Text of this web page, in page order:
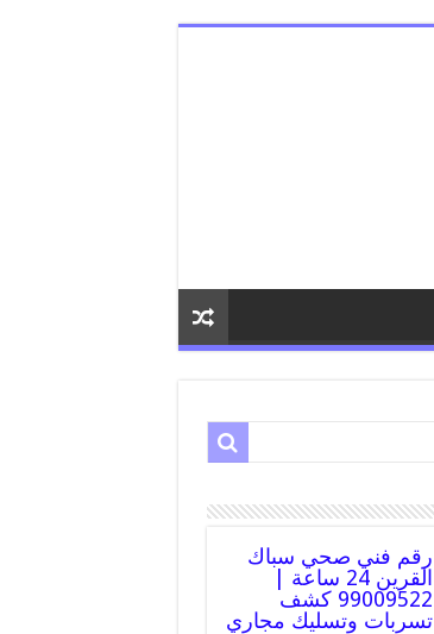
رقم فني صحي سباك
القرين 24 ساعة |
99009522 كشف
تسربات وتسليك مجاري